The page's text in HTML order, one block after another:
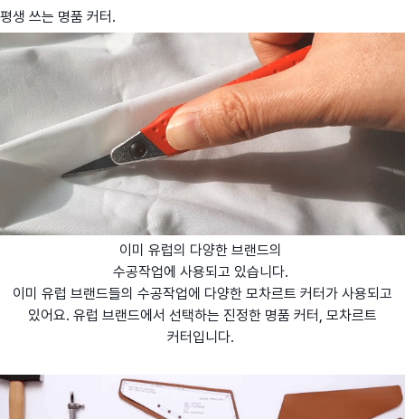
평생 쓰는 명품 커터.
이미 유럽의 다양한 브랜드의
수공작업에 사용되고 있습니다.
이미 유럽 브랜드들의 수공작업에 다양한 모차르트 커터가 사용되고
있어요. 유럽 브랜드에서 선택하는 진정한 명품 커터, 모차르트
커터입니다.